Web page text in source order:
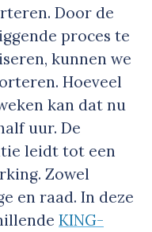
Door de
proces te
kunnen we
Hoeveel
kan dat nu
uur. De
leidt tot een
Zowel
en raad. In deze
KING-